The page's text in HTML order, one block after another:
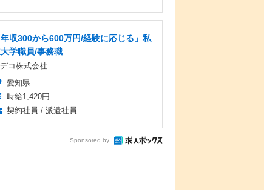
年収300から600万円/経験に応じる」私
学職員/事務職
コ株式会社
愛知県
時給1,420円
契約社員 / 派遣社員
Sponsored by